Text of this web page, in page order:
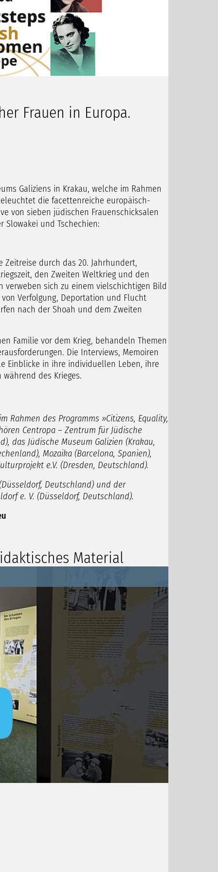
Frauen in Europa.
Galiziens in Krakau, welche im Rahmen
die facettenreiche europäisch-
von sieben jüdischen Frauenschicksalen
Slowakei und Tschechien:
Zeitreise durch das 20. Jahrhundert,
den Zweiten Weltkrieg und den
verweben sich zu einem vielschichtigen Bild
Verfolgung, Deportation und Flucht
nach der Shoah und dem Zweiten
Familie vor dem Krieg, behandeln Themen
Die Interviews, Memoiren
Einblicke in ihre individuellen Leben, ihre
des Krieges.
Rahmen des Programms »Citizens, Equality,
Centropa – Zentrum für Jüdische
das Jüdische Museum Galizien (Krakau,
Mozaika (Barcelona, Spanien),
e.V. (Dresden, Deutschland).
Deutschland) und der
e. V. (Düsseldorf, Deutschland).
Material